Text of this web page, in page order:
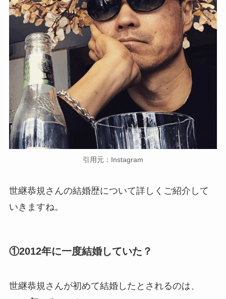
引用元：Instagram
世継恭規さんの結婚歴について詳しくご紹介して
いきますね。
①2012年に一度結婚していた？
世継恭規さんが初めて結婚したとされるのは、